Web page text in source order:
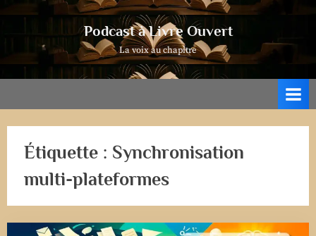
Podcast à Livre Ouvert
La voix au chapitre
Étiquette : Synchronisation
multi-plateformes